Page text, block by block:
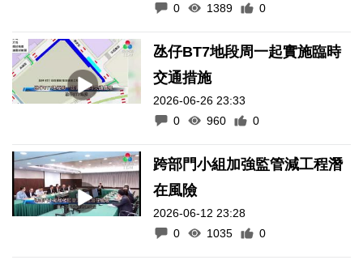
0
1389 0
氹仔BT7地段周一起實施臨時
交通措施
2026-06-26 23:33
0
960 0
跨部門小組加強監管減工程潛
在風險
2026-06-12 23:28
0
1035 0